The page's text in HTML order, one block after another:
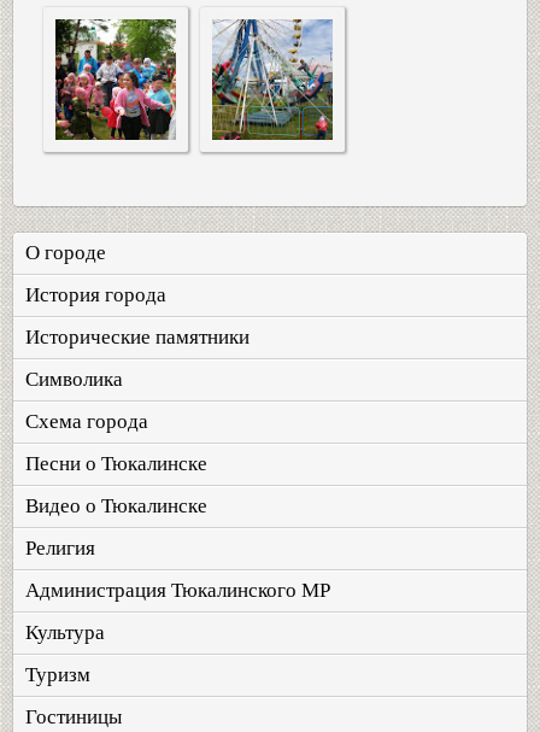
О городе
История города
Исторические памятники
Символика
Схема города
Песни о Тюкалинске
Видео о Тюкалинске
Религия
Администрация Тюкалинского МР
Культура
Туризм
Гостиницы